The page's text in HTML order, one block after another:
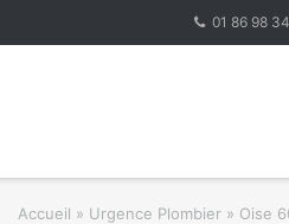
01 86 98
Accueil » Urgence Plombier » Oise